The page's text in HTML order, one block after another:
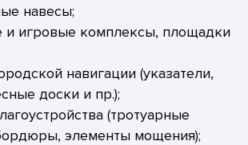
навесы;
и игровые комплексы, площадки
навигации (указатели,
доски и пр.);
(тротуарные
элементы мощения);